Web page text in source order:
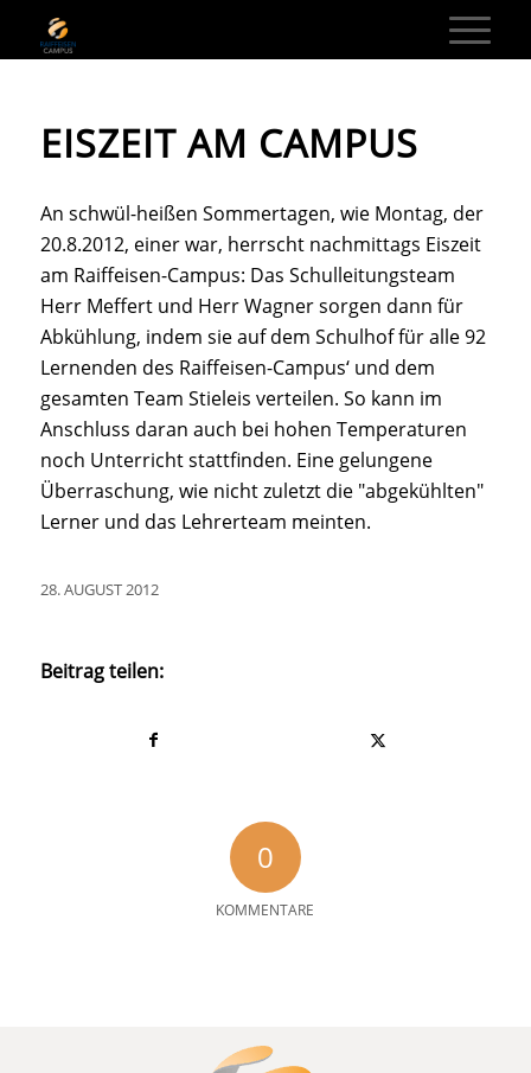
EISZEIT AM CAMPUS
An schwül-heißen Sommertagen, wie Montag, der
20.8.2012, einer war, herrscht nachmittags Eiszeit
am Raiffeisen-Campus: Das Schulleitungsteam
Herr Meffert und Herr Wagner sorgen dann für
Abkühlung, indem sie auf dem Schulhof für alle 92
Lernenden des Raiffeisen-Campus‘ und dem
gesamten Team Stieleis verteilen. So kann im
Anschluss daran auch bei hohen Temperaturen
noch Unterricht stattfinden. Eine gelungene
Überraschung, wie nicht zuletzt die "abgekühlten"
Lerner und das Lehrerteam meinten.
28. AUGUST 2012
Beitrag teilen:
0
KOMMENTARE